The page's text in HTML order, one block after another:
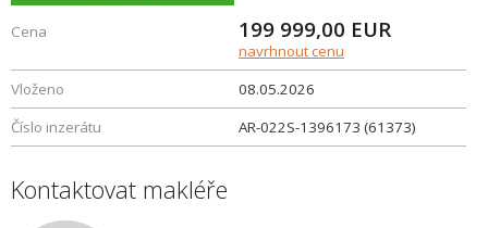
Cena 199 999,00 EUR
navrhnout cenu
Vloženo
08.05.2026
Číslo inzerátu
AR-022S-1396173 (61373)
Kontaktovat makléře